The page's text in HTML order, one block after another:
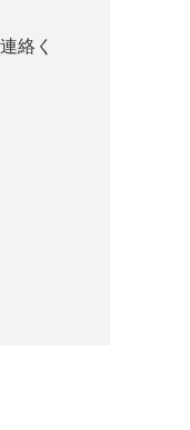
絡く